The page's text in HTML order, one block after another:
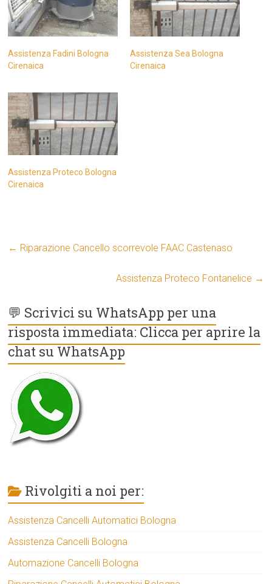
Assistenza Fadini Bologna
Cirenaica
Assistenza Sea Bologna
Cirenaica
Assistenza Proteco Bologna
Cirenaica
← Riparazione Cancello scorrevole FAAC Castenaso
Assistenza Proteco Fontanelice →
💬 Scrivici su WhatsApp per una
risposta immediata: Clicca per aprire la
chat su WhatsApp
Rivolgiti a noi per:
Assistenza Cancelli Automatici Bologna
Assistenza Cancelli Bologna
Automazione Cancelli Bologna